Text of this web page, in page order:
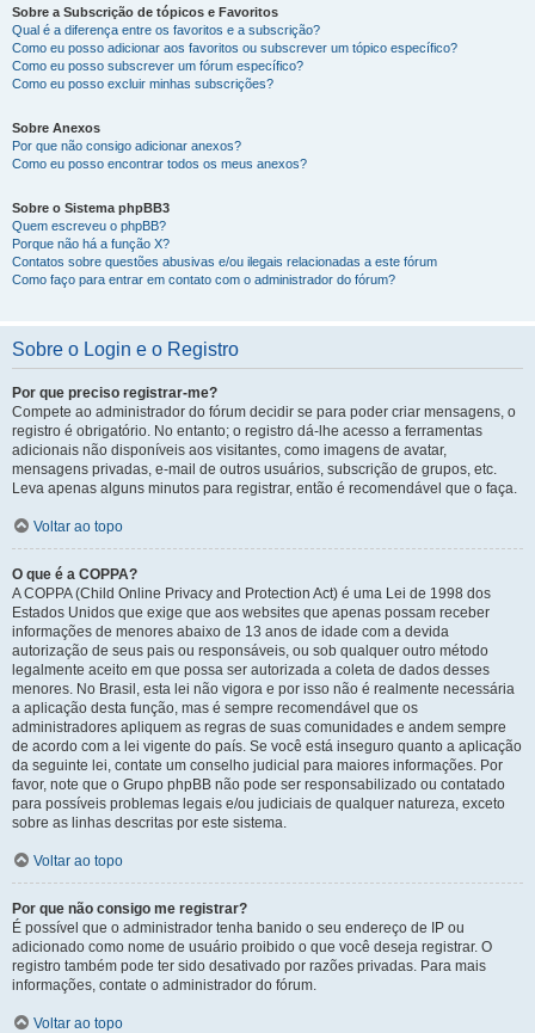
Sobre a Subscrição de tópicos e Favoritos
Qual é a diferença entre os favoritos e a subscrição?
Como eu posso adicionar aos favoritos ou subscrever um tópico específico?
Como eu posso subscrever um fórum específico?
Como eu posso excluir minhas subscrições?
Sobre Anexos
Por que não consigo adicionar anexos?
Como eu posso encontrar todos os meus anexos?
Sobre o Sistema phpBB3
Quem escreveu o phpBB?
Porque não há a função X?
Contatos sobre questões abusivas e/ou ilegais relacionadas a este fórum
Como faço para entrar em contato com o administrador do fórum?
Sobre o Login e o Registro
Por que preciso registrar-me?
Compete ao administrador do fórum decidir se para poder criar mensagens, o
registro é obrigatório. No entanto; o registro dá-lhe acesso a ferramentas
adicionais não disponíveis aos visitantes, como imagens de avatar,
mensagens privadas, e-mail de outros usuários, subscrição de grupos, etc.
Leva apenas alguns minutos para registrar, então é recomendável que o faça.
Voltar ao topo
O que é a COPPA?
A COPPA (Child Online Privacy and Protection Act) é uma Lei de 1998 dos
Estados Unidos que exige que aos websites que apenas possam receber
informações de menores abaixo de 13 anos de idade com a devida
autorização de seus pais ou responsáveis, ou sob qualquer outro método
legalmente aceito em que possa ser autorizada a coleta de dados desses
menores. No Brasil, esta lei não vigora e por isso não é realmente necessária
a aplicação desta função, mas é sempre recomendável que os
administradores apliquem as regras de suas comunidades e andem sempre
de acordo com a lei vigente do país. Se você está inseguro quanto a aplicação
da seguinte lei, contate um conselho judicial para maiores informações. Por
favor, note que o Grupo phpBB não pode ser responsabilizado ou contatado
para possíveis problemas legais e/ou judiciais de qualquer natureza, exceto
sobre as linhas descritas por este sistema.
Voltar ao topo
Por que não consigo me registrar?
É possível que o administrador tenha banido o seu endereço de IP ou
adicionado como nome de usuário proibido o que você deseja registrar. O
registro também pode ter sido desativado por razões privadas. Para mais
informações, contate o administrador do fórum.
Voltar ao topo